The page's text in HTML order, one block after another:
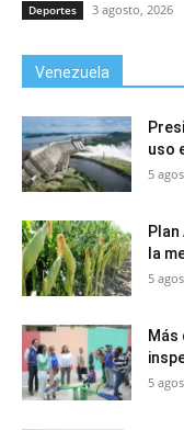
Deportes 3 agosto, 2026
Venezuela
uso
5
la
5
Más
5